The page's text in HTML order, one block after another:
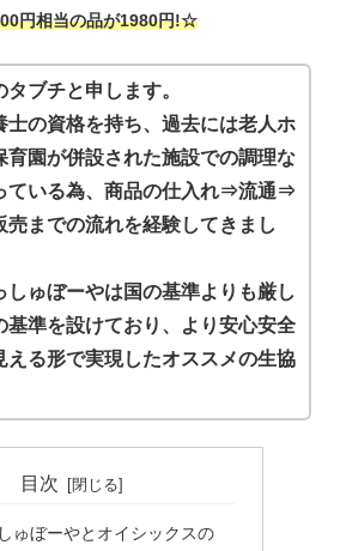
円相当の品が1980円!☆
タブチと申します。
士の資格を持ち、過去には老人ホ
育園が併設された施設での調理な
ている為、商品の仕入れ⇒流通⇒
までの流れを経験してきまし
しゅぼーやは国の基準よりも厳し
基準を設けており、より安心安全
える形で実現したオススメの生協
目次
ゅぼーやとオイシックスの